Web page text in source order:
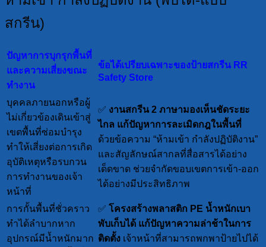
สกรีน)
ปัญหาการบุกรุกพื้นที่
และความเสี่ยงขณะ
ทำงาน
ข้อได้เปรียบเฉพาะของป้ายสกรีน RR
Safety Store
บุคคลภายนอกหรือผู้
ไม่เกี่ยวข้องเดินเข้าสู่
เขตพื้นที่ซ่อมบำรุง
ทำให้เสี่ยงต่อการเกิด
อุบัติเหตุหรือรบกวน
การทำงานของเจ้า
หน้าที่
✅ งานสกรีน 2 ภาษามองเห็นชัดระยะ
ไกล แก้ปัญหาการละเมิดกฎในพื้นที่
ด้วยข้อความ “ห้ามเข้า กำลังปฏิบัติงาน”
และสัญลักษณ์สากลที่สื่อสารได้อย่าง
เด็ดขาด ช่วยจำกัดขอบเขตการเข้า-ออก
ได้อย่างมีประสิทธิภาพ
การกั้นพื้นที่ชั่วคราว
ทำได้ลำบากหาก
อุปกรณ์มีน้ำหนักมาก
✅ โครงสร้างพลาสติก PE น้ำหนักเบา
พับเก็บได้ แก้ปัญหาความล่าช้าในการ
ติดตั้ง เจ้าหน้าที่สามารถพกพาป้ายไปได้